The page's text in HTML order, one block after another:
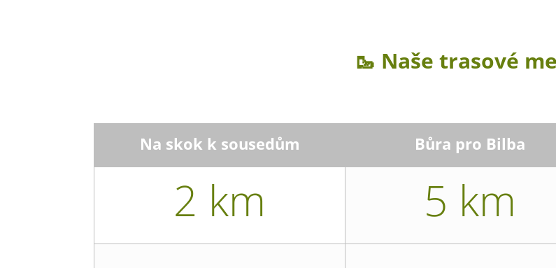
🥾 Naše trasové
Na skok k sousedům
2 km
Bůra pro Bilba
5 km